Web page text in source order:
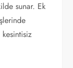
sunar. Ek